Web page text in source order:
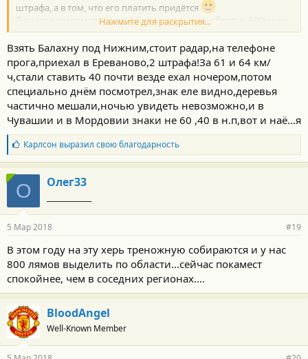
штрафа, а в том, что его платить придётся
Тут тётка знакомая в Нижний скаталась туда-обратно 500км на
7 с лишним тыр...машина старенькая Ниссан Микра...огорчена
и удивлена была сильно...всё по правилам ехала, а штрафы за
81-84 в населёнке...
Нажмите для раскрытия...
Взять Балахну под Нижним,стоит радар,на телефоне
прога,приехал в Ереваново,2 штрафа!За 61 и 64 км/
ч,стали ставить 40 почти везде ехал ночером,потом
специально днём посмотрел,знак еле видно,деревья
частично мешали,ночью увидеть невозможно,и в
Чувашии и в Мордовии знаки не 60 ,40 в н.п,вот и наё...я
Б
л
а
г
о
д
а
н
с
т
и
Карлсон выразил свою благодарность
О Олег33
5 Мар 2018 #19
В этом году на эту херь треножную собираются и у нас
800 лямов выделить по области...сейчас покамест
спокойнее, чем в соседних регионах....
BloodAngel
Well-Known Member